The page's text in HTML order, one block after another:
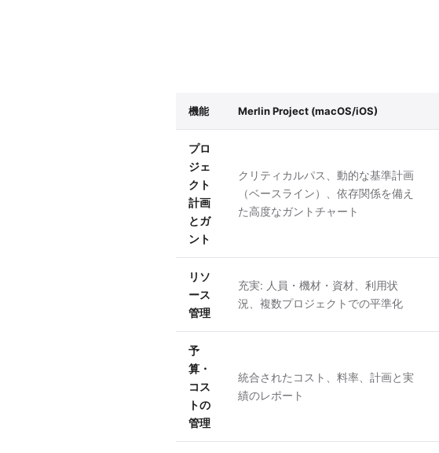
機能 Merlin Project (macOS/iOS)
プロ
ジェ
クト
計画
とガ
ント
クリティカルパス、動的な基準計画
（ベースライン）、依存関係を備え
た高度なガントチャート
リソ
ース
管理
充実: 人員・機材・資材、利用状
況、複数プロジェクトでの平準化
予
算・
コス
トの
管理
統合されたコスト、料率、計画と実
績のレポート